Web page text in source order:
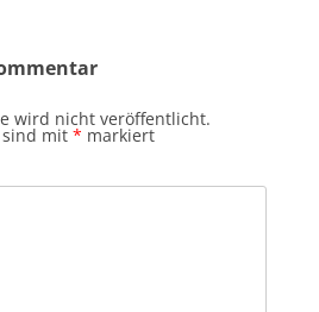
wird nicht veröffentlicht.
mit * markiert